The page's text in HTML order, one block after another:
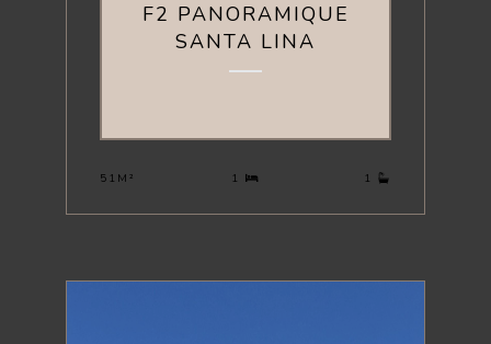
F2 PANORAMIQUE
SANTA LINA
51M² 1 1